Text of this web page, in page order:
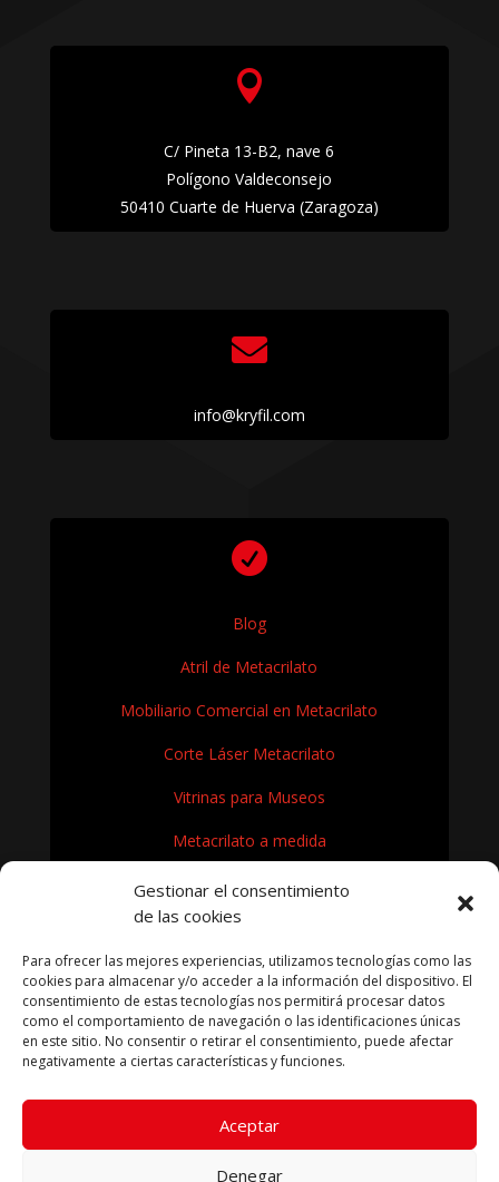
Gestionar el consentimiento
de las cookies
Para ofrecer las mejores experiencias, utilizamos tecnologías como las
cookies para almacenar y/o acceder a la información del dispositivo. El
consentimiento de estas tecnologías nos permitirá procesar datos
como el comportamiento de navegación o las identificaciones únicas
en este sitio. No consentir o retirar el consentimiento, puede afectar
negativamente a ciertas características y funciones.
Aceptar
Denegar

C/ Pineta 13-B2, nave 6
Polígono Valdeconsejo
50410 Cuarte de Huerva (Zaragoza)

info@kryfil.com

Blog
Atril de Metacrilato
Mobiliario Comercial en Metacrilato
Corte Láser Metacrilato
Vitrinas para Museos
Metacrilato a medida
Rótulos en Metacrilato
Expositores de metacrilato para museos
¿Cómo se fabrica el metacrilato?
KRYFIL METACRILATO SL 2026
Política de privacidad